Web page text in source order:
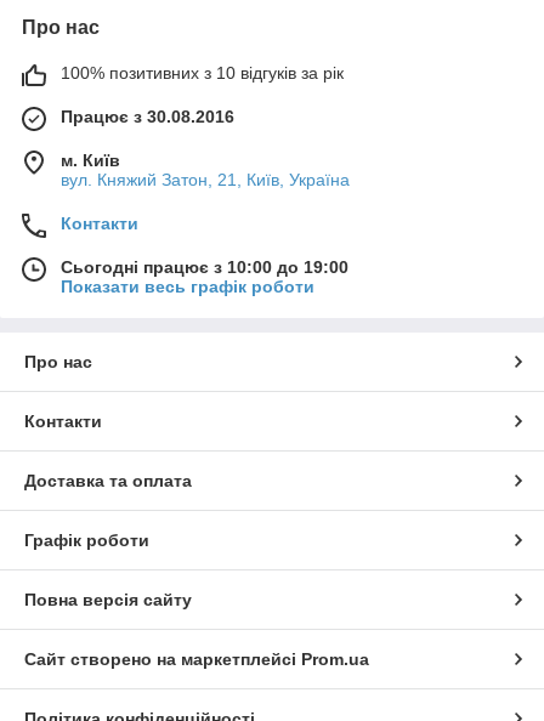
Про нас
100% позитивних з 10 відгуків за рік
Працює з 30.08.2016
м. Київ
вул. Княжий Затон, 21, Київ, Україна
Контакти
Сьогодні працює з 10:00 до 19:00
Показати весь графік роботи
Про нас
Контакти
Доставка та оплата
Графік роботи
Повна версія сайту
Сайт створено на маркетплейсі Prom.ua